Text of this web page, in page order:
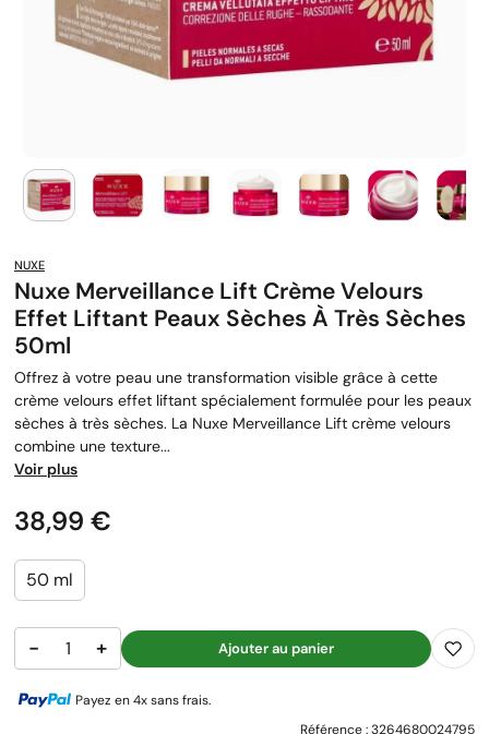
NUXE
Nuxe Merveillance Lift Crème Velours
Effet Liftant Peaux Sèches À Très Sèches
50ml
Offrez à votre peau une transformation visible grâce à cette
crème velours effet liftant spécialement formulée pour les peaux
sèches à très sèches. La Nuxe Merveillance Lift crème velours
combine une texture...
Voir plus
Prix
38,99 €
50 ml
− + Ajouter au panier
Payez en 4x sans frais.
Référence :3264680024795